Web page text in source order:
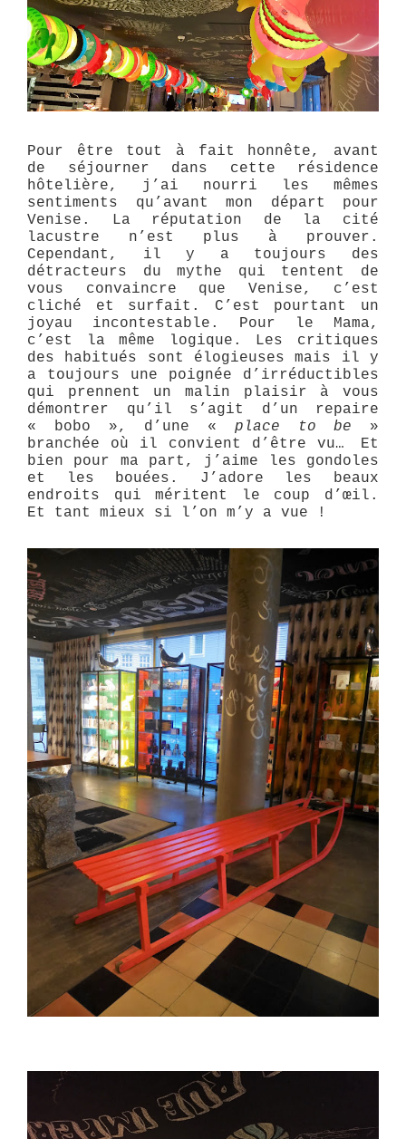
Pour être tout à fait honnête, avant
de séjourner dans cette résidence
hôtelière, j’ai nourri les mêmes
sentiments qu’avant mon départ pour
Venise. La réputation de la cité
lacustre n’est plus à prouver.
Cependant, il y a toujours des
détracteurs du mythe qui tentent de
vous convaincre que Venise, c’est
cliché et surfait. C’est pourtant un
joyau incontestable. Pour le Mama,
c’est la même logique. Les critiques
des habitués sont élogieuses mais il y
a toujours une poignée d’irréductibles
qui prennent un malin plaisir à vous
démontrer qu’il s’agit d’un repaire
« bobo », d’une « place to be »
branchée où il convient d’être vu…
Et
bien pour ma part, j’aime les gondoles
et les bouées. J’adore les beaux
endroits qui méritent le coup d’œil.
Et tant mieux si l’on m’y a vue !